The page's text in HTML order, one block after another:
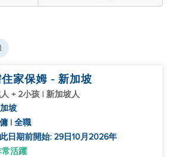
家保姆 - 新加坡
+ 2小孩 | 新加坡人
坡
| 全職
日期前開始: 29日10月2026年
常活躍